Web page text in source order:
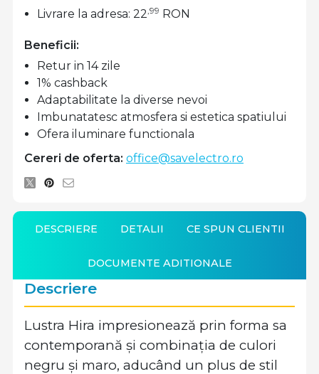
Livrare la adresa: 22,99 RON
Beneficii:
Retur in 14 zile
1% cashback
Adaptabilitate la diverse nevoi
Imbunatatesc atmosfera si estetica spatiului
Ofera iluminare functionala
Cereri de oferta: office@savelectro.ro
DESCRIERE DETALII CE SPUN CLIENTII
DOCUMENTE ADITIONALE
Descriere
Lustra Hira impresionează prin forma sa
contemporană și combinația de culori
negru și maro, aducând un plus de stil